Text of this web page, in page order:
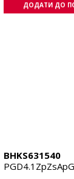
ДОДАТИ ДО
BHKS631540